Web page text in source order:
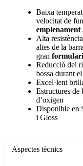
Baixa
velocitat de
emplenament
Alta
altes de la
gran formulari
Reducció del
bossa durant
Excel·lent
Estructures de
d’oxigen
Disponible en
i Gloss
Aspectes tècnics